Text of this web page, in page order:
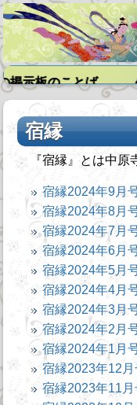
板のことば 生によ
宿縁
『宿縁』とは中原
宿縁2024年9月
宿縁2024年8月
宿縁2024年7月
宿縁2024年6月
宿縁2024年5月
宿縁2024年4月
宿縁2024年3月
宿縁2024年2月
宿縁2024年1月
宿縁2023年12月
宿縁2023年11月